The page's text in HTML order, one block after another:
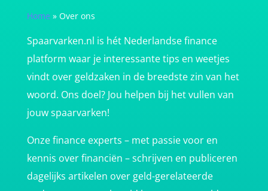
Home » Over ons
Spaarvarken.nl is hét Nederlandse finance
platform waar je interessante tips en weetjes
vindt over geldzaken in de breedste zin van het
woord. Ons doel? Jou helpen bij het vullen van
jouw spaarvarken!
Onze finance experts – met passie voor en
kennis over financiën – schrijven en publiceren
dagelijks artikelen over geld-gerelateerde